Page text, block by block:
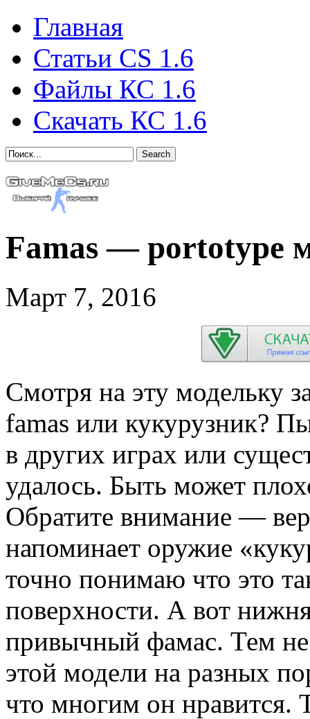
Главная
Статьи CS 1.6
Файлы КС 1.6
Скачать КС 1.6
Search
Famas — portotype
Март 7, 2016
Смотря на эту модельку
famas или кукурузник?
в других играх или
удалось. Быть может
Обратите внимание —
напоминает оружие
точно понимаю что это
поверхности. А вот
привычный фамас. Тем не
этой модели на разных
что многим он нравится.